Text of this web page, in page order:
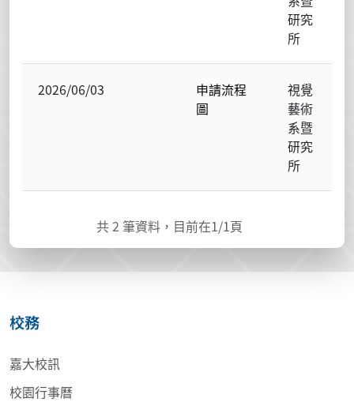
研究
所
2026/06/03
申請流程
圖
視覺
藝術
系暨
研究
所
共2 筆資料，目前在1/1頁
校務
嘉大校訊
校園行事曆